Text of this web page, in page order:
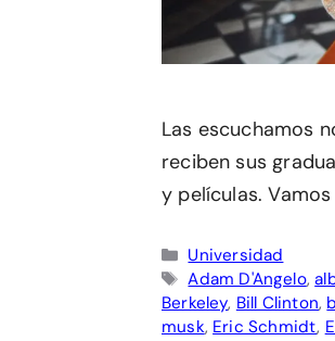
Las escuchamos
reciben sus
y películas.
Categorías
Universidad
Etiquetas
Adam D'Angelo,
Berkeley, Bill Clinton,
musk, Eric Schmidt,